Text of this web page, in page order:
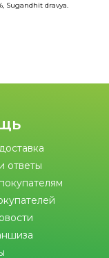
Sugandhit dravya.
ответы